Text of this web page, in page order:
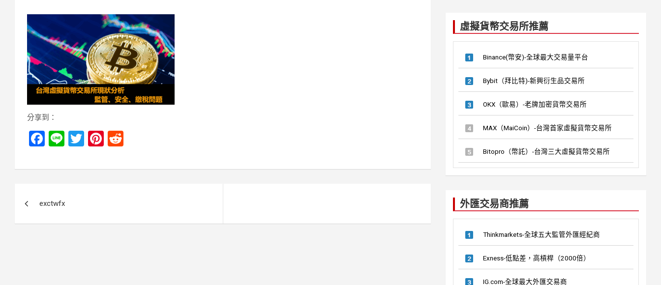
分享到：
F
ce
o
Li
e
T
tt
Pi
er d
exctwfx
虛擬貨幣交易所推薦
Binance(幣安)-全球最大交易量平台
Bybit（拜比特)-新興衍生品交易所
OKX（歐易）-老牌加密貨幣交易所
MAX（MaiCoin）-台灣首家虛擬貨幣交易所
Bitopro（幣託）-台灣三大虛擬貨幣交易所
外匯交易商推薦
Thinkmarkets-全球五大監管外匯經紀商
Exness-低點差，高槓桿（2000倍）
IG.com-全球最大外匯交易商